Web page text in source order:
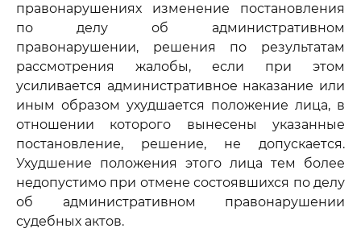
правонарушениях изменение постановления
по делу об административном
правонарушении, решения по результатам
рассмотрения жалобы, если при этом
усиливается административное наказание или
иным образом ухудшается положение лица, в
отношении которого вынесены указанные
постановление, решение, не допускается.
Ухудшение положения этого лица тем более
недопустимо при отмене состоявшихся по делу
об административном правонарушении
судебных актов.